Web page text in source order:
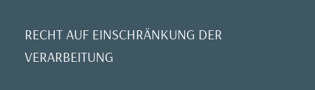
RECHT AUF EINSCHRÄNKUNG DER
VERARBEITUNG